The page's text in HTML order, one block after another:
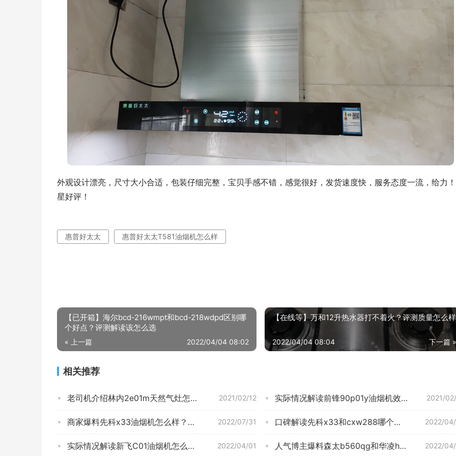
外观设计漂亮，尺寸大小合适，包装仔细完整，宝贝手感不错，感觉很好，发货速度快，服务态度一流，给力
星好评！
惠普好太太 惠普好太太T581油烟机怎么样
【已开箱】海尔bcd-216wmpt和bcd-218wdpd区别哪
个好点？评测解读该怎么选
« 上一篇 2022/04/04 08:02
【在线等】万和12升热水器打不着火？评测质量怎么样
下一篇 »
2022/04/04 08:04
相关推荐
2021/02/12
老司机介绍林内2e01m天然气灶怎么样？评测好不好用 2021/
实际情况解读前锋90p01y油烟机效果怎么样？质量真的好吗
2022/07/31
商家爆料先科x33油烟机怎么样？评测性价比高吗 2022/
口碑解读先科x33和cxw288哪个？评测质量好不好
2022/04/01
实际情况解读新飞C01油烟机怎么样评测质量值得买吗？ 2022/
人气博主爆料森太b560qg和华凌h5a油烟机？应该怎么样选择